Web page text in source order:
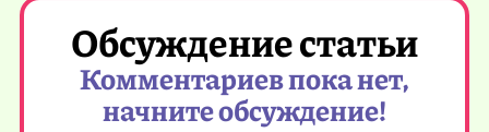
Обсуждение статьи
Комментариев пока нет,
начните обсуждение!